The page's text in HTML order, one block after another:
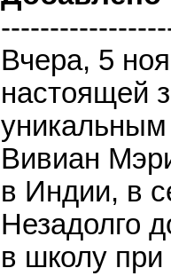
Вчера, 5
настоящей
Вивиан
в Индии, в
Незадолго
в школу